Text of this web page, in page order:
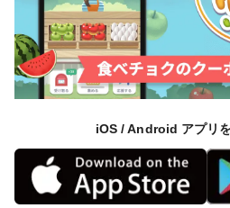
iOS / Android アプリ